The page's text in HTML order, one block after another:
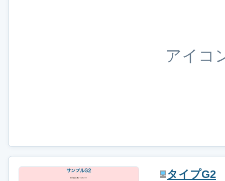
アイコ
タイプG2